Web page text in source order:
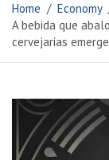
Home
Economy
A bebida que
cervejarias